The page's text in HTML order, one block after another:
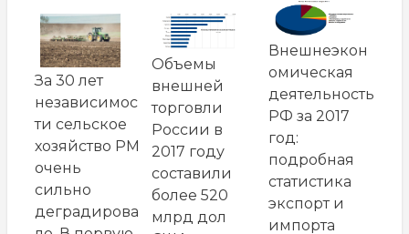
заглавная
картинка
За 30 лет
независимос
ти сельское
хозяйство РМ
очень
сильно
деградирова
заглавная
картинка
Объемы
внешней
торговли
России в
2017 году
составили
более 520
млрд дол
заглавная
картинка
Внешнеэкон
омическая
деятельность
РФ за 2017
год:
подробная
статистика
экспорт и
импорта